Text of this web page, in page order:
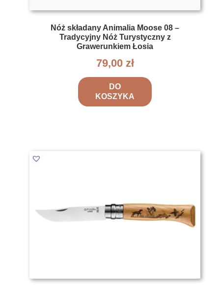
Nóż składany Animalia Moose 08 –
Tradycyjny Nóż Turystyczny z
Grawerunkiem Łosia
79,00 zł
DO
KOSZYKA